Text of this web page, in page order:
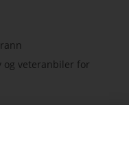
og veteranbiler for